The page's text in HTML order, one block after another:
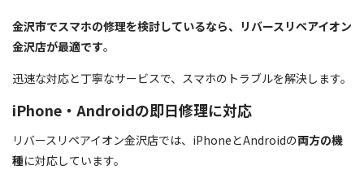
金沢市でスマホの修理を検討しているなら、リバースリペアイオン
金沢店が最適です。
迅速な対応と丁寧なサービスで、スマホのトラブルを解決します。
iPhone・Androidの即日修理に対応
リバースリペアイオン金沢店では、iPhoneとAndroidの両方の機
種に対応しています。